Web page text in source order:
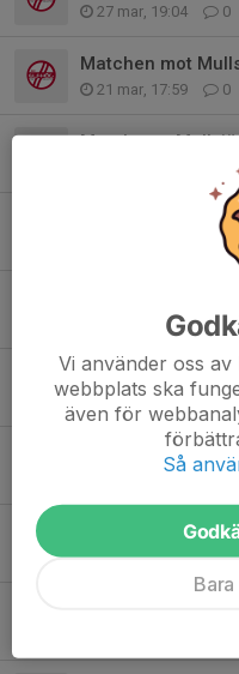
27 mar, 19:04 0
Matchen mot
21 mar, 17:59 0
Match mot
Flytt av
0
29 dec 2025 0
Ändrad
23 nov 2025 0
Match mot
Pixbo match
6 nov 2025 0
Vi använder oss
webbplats ska
även för
Så